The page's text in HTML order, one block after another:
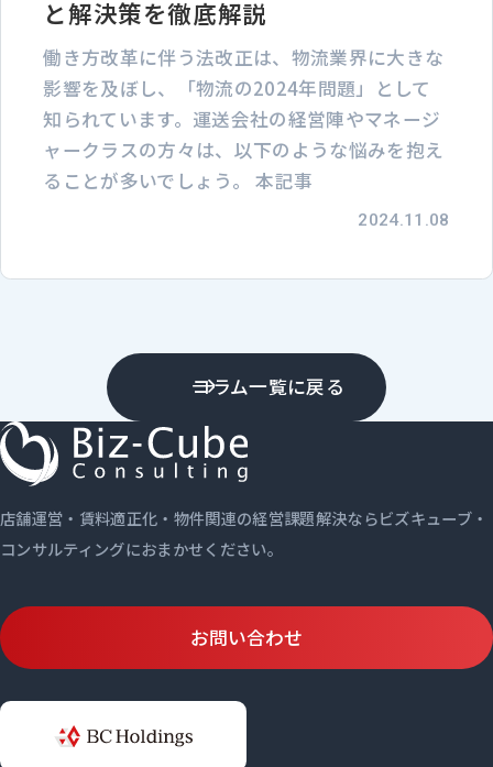
と解決策を徹底解説
働き方改革に伴う法改正は、物流業界に大きな
影響を及ぼし、「物流の2024年問題」として
知られています。運送会社の経営陣やマネージ
ャークラスの方々は、以下のような悩みを抱え
ることが多いでしょう。 本記事
2024.11.08
コラム一覧に戻る
店舗運営・賃料適正化・物件関連の経営課題解決ならビズキューブ・
コンサルティングにおまかせください。
お問い合わせ